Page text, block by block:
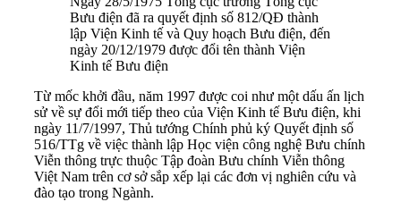
Bưu điện đã ra quyết định số 812/QĐ thành
lập Viện Kinh tế và Quy hoạch Bưu điện, đến
ngày 20/12/1979 được đổi tên thành Viện
Kinh tế Bưu điện
Từ mốc khởi đầu, năm 1997 được coi như một dấu ấn lịch
sử về sự đổi mới tiếp theo của Viện Kinh tế Bưu điện, khi
ngày 11/7/1997, Thủ tướng Chính phủ ký Quyết định số
516/TTg về việc thành lập Học viện công nghệ Bưu chính
Viễn thông trực thuộc Tập đoàn Bưu chính Viễn thông
Việt Nam trên cơ sở sắp xếp lại các đơn vị nghiên cứu và
đào tạo trong Ngành.